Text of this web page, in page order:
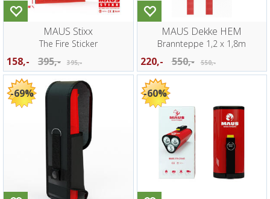
MAUS Stixx
The Fire Sticker
158,- 395,- 395,-
MAUS Dekke HEM
Brannteppe 1,2 x 1,8m
220,- 550,- 550,-
69% 60%